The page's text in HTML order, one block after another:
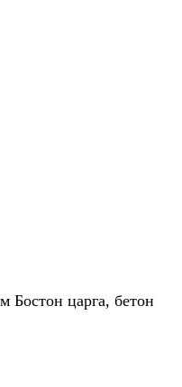
Бостон царга, бетон